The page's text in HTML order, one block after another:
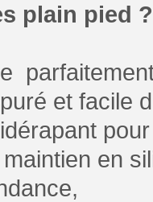
plain pied ?
et facile
en